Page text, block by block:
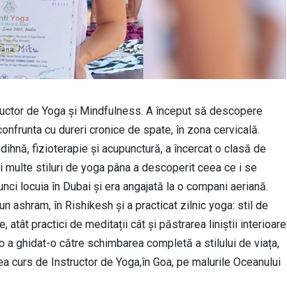
de Yoga și Mindfulness. A început să descopere
cu dureri cronice de spate, în zona cervicală.
fizioterapie și acupunctură, a încercat o clasă de
stiluri de yoga pâna a descoperit ceea ce i se
locuia în Dubai și era angajată la o compani aeriană.
ashram, în Rishikesh și a practicat zilnic yoga: stil de
atât practici de meditații cât și păstrarea liniștii interioare
ghidat-o către schimbarea completă a stilului de viața,
curs de Instructor de Yoga,în Goa, pe malurile Oceanului